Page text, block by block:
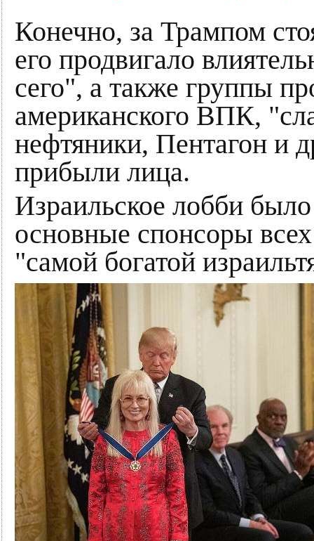
Конечно, за Трампом
его продвигало
сего", а также группы
американского ВПК,
нефтяники, Пентагон и
прибыли лица.
Израильское лобби
основные спонсоры
"самой богатой